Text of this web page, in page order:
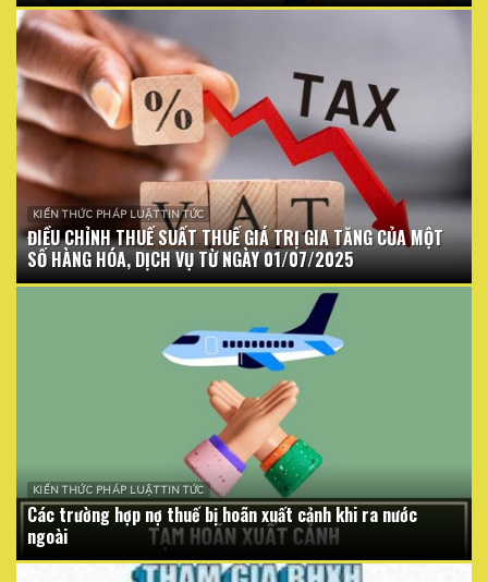
KIẾN THỨC PHÁP LUẬT TIN TỨC
ĐIỀU CHỈNH THUẾ SUẤT THUẾ GIÁ TRỊ GIA TĂNG CỦA MỘT
SỐ HÀNG HÓA, DỊCH VỤ TỪ NGÀY 01/07/2025
KIẾN THỨC PHÁP LUẬT TIN TỨC
Các trường hợp nợ thuế bị hoãn xuất cảnh khi ra nước
ngoài